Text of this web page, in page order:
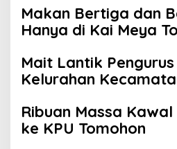
Makan Bertiga dan
Hanya di Kai Meya
Mait Lantik
Kelurahan
Ribuan Massa
ke KPU Tomohon